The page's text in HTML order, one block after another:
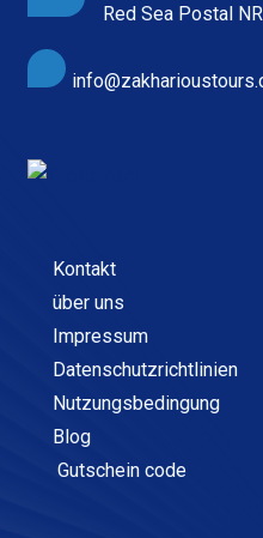
Red Sea Postal
Kontakt
über uns
Impressum
Datenschutzrichtlinien
Nutzungsbedingung
Blog
Gutschein code